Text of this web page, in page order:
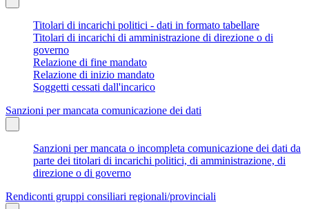
Titolari di incarichi politici - dati in formato tabellare
Titolari di incarichi di amministrazione di direzione o di
governo
Relazione di fine mandato
Relazione di inizio mandato
Soggetti cessati dall'incarico
Sanzioni per mancata comunicazione dei dati
Sanzioni per mancata o incompleta comunicazione dei dati da
parte dei titolari di incarichi politici, di amministrazione, di
direzione o di governo
Rendiconti gruppi consiliari regionali/provinciali